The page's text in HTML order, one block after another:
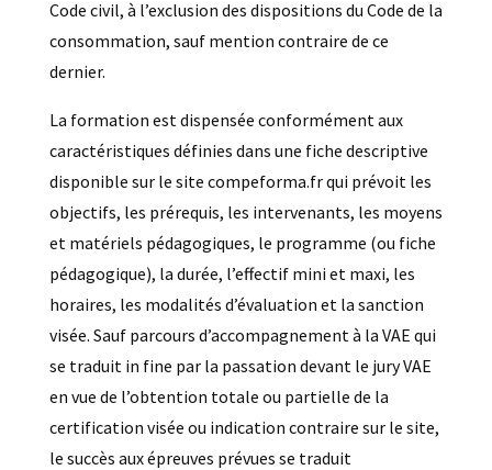
Code civil, à l’exclusion des dispositions du Code de la
consommation, sauf mention contraire de ce
dernier.
La formation est dispensée conformément aux
caractéristiques définies dans une fiche descriptive
disponible sur le site compeforma.fr qui prévoit les
objectifs, les prérequis, les intervenants, les moyens
et matériels pédagogiques, le programme (ou fiche
pédagogique), la durée, l’effectif mini et maxi, les
horaires, les modalités d’évaluation et la sanction
visée. Sauf parcours d’accompagnement à la VAE qui
se traduit in fine par la passation devant le jury VAE
en vue de l’obtention totale ou partielle de la
certification visée ou indication contraire sur le site,
le succès aux épreuves prévues se traduit